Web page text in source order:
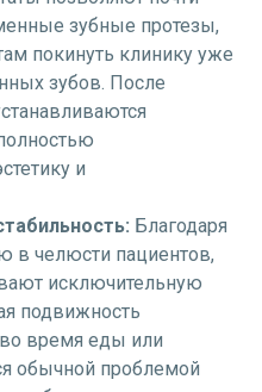
зубные протезы,
покинуть клинику уже
зубов. После
и
Благодаря
в челюсти пациентов,
исключительную
подвижность
время еды или
обычной проблемой